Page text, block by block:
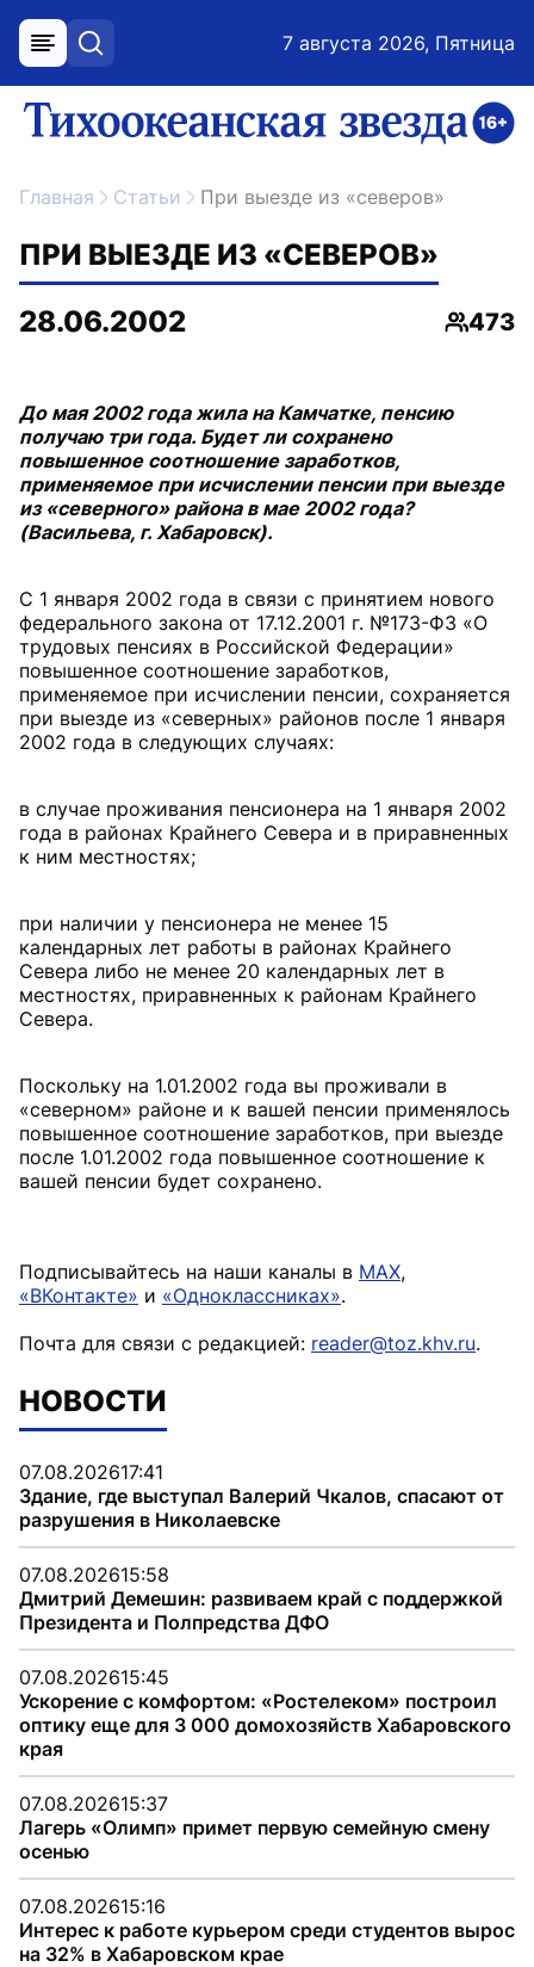
меню поиск 7 августа 2026, Пятница
ссылка на главную
Главная Статьи При выезде из «северов»
ПРИ ВЫЕЗДЕ ИЗ «СЕВЕРОВ»
28.06.2002
473
До мая 2002 года жила на Камчатке, пенсию
получаю три года. Будет ли сохранено
повышенное соотношение заработков,
применяемое при исчислении пенсии при выезде
из «северного» района в мае 2002 года?
(Васильева, г. Хабаровск).
С 1 января 2002 года в связи с принятием нового
федерального закона от 17.12.2001 г. №173-ФЗ «О
трудовых пенсиях в Российской Федерации»
повышенное соотношение заработков,
применяемое при исчислении пенсии, сохраняется
при выезде из «северных» районов после 1 января
2002 года в следующих случаях:
в случае проживания пенсионера на 1 января 2002
года в районах Крайнего Севера и в приравненных
к ним местностях;
при наличии у пенсионера не менее 15
календарных лет работы в районах Крайнего
Севера либо не менее 20 календарных лет в
местностях, приравненных к районам Крайнего
Севера.
Поскольку на 1.01.2002 года вы проживали в
«северном» районе и к вашей пенсии применялось
повышенное соотношение заработков, при выезде
после 1.01.2002 года повышенное соотношение к
вашей пенсии будет сохранено.
Подписывайтесь на наши каналы в MAX,
«ВКонтакте» и «Одноклассниках».
Почта для связи с редакцией: reader@toz.khv.ru.
НОВОСТИ
07.08.202617:41
Здание, где выступал Валерий Чкалов, спасают от
разрушения в Николаевске
07.08.202615:58
Дмитрий Демешин: развиваем край с поддержкой
Президента и Полпредства ДФО
07.08.202615:45
Ускорение с комфортом: «Ростелеком» построил
оптику еще для 3 000 домохозяйств Хабаровского
края
07.08.202615:37
Лагерь «Олимп» примет первую семейную смену
осенью
07.08.202615:16
Интерес к работе курьером среди студентов вырос
на 32% в Хабаровском крае